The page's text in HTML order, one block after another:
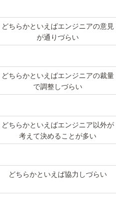
どちらかといえばエンジニアの意見
が通りづらい
どちらかといえばエンジニアの裁量
で調整しづらい
どちらかといえばエンジニア以外が
考えて決めることが多い
どちらかといえば協力しづらい